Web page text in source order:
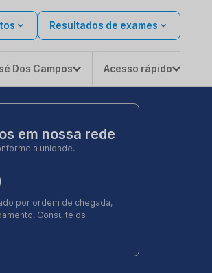
Resultados de exames
Dos Campos Acesso rápido
em nossa rede
a unidade.
por ordem de chegada,
Consulte os